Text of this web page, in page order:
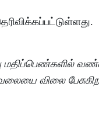
மதிப்பெண்களில்
விலை